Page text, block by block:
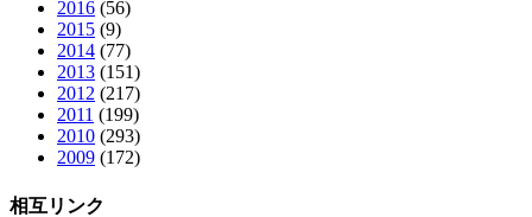
2016 (56)
2015 (9)
2014 (77)
2013 (151)
2012 (217)
2011 (199)
2010 (293)
2009 (172)
相互リンク